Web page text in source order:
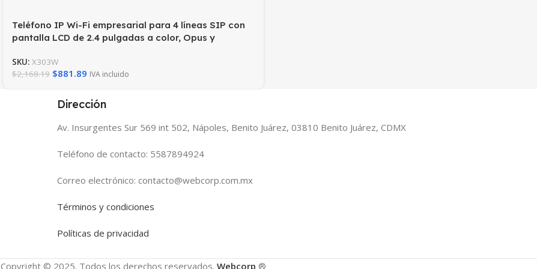
Teléfono IP Wi-Fi empresarial para 4 líneas SIP con
pantalla LCD de 2.4 pulgadas a color, Opus y
SKU: X303W
$2,168.19 $881.89 IVA incluido
Dirección
Av. Insurgentes Sur 569 int 502, Nápoles, Benito Juárez, 03810 Benito Juárez, CDMX
Teléfono de contacto: 5587894924
Correo electrónico: contacto@webcorp.com.mx
Términos y condiciones
Políticas de privacidad
Copyright © 2025. Todos los derechos reservados. Webcorp ®